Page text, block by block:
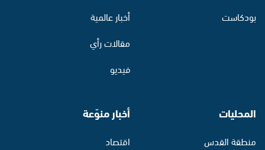
بودكاست
أخبار عالمية
مقالات رأي
فيديو
المحليات
منطقة القدس
أخبار منوّعة
اقتصاد